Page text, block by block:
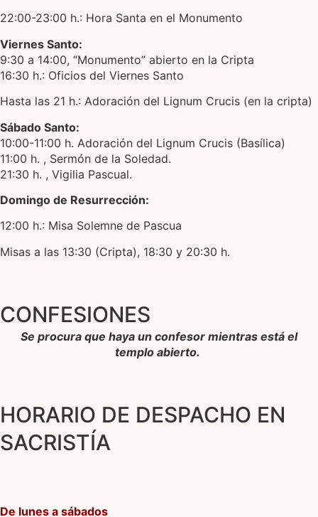
22:00-23:00 h.: Hora Santa en el Monumento
Viernes Santo:
9:30 a 14:00, “Monumento” abierto en la Cripta
16:30 h.: Oficios del Viernes Santo
Hasta las 21 h.: Adoración del Lignum Crucis (en la cripta)
Sábado Santo:
10:00-11:00 h. Adoración del Lignum Crucis (Basílica)
11:00 h. , Sermón de la Soledad.
21:30 h. , Vigilia Pascual.
Domingo de Resurrección:
12:00 h.: Misa Solemne de Pascua
Misas a las 13:30 (Cripta), 18:30 y 20:30 h.
CONFESIONES
Se procura que haya un confesor mientras está el
templo abierto.
HORARIO DE DESPACHO EN
SACRISTÍA
De lunes a sábados